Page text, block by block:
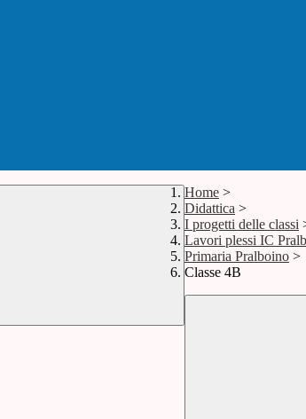
Home >
Didattica >
I progetti delle classi
Lavori plessi IC
Primaria Pralboino >
Classe 4B